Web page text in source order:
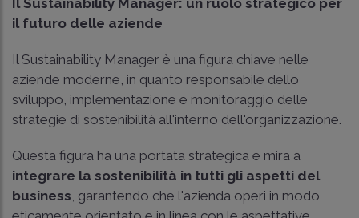
Il Sustainability Manager: un ruolo strategico per
il futuro delle aziende
Il Sustainability Manager è una figura chiave nelle
aziende moderne, in quanto responsabile dello
sviluppo, implementazione e monitoraggio delle
strategie di sostenibilità all'interno dell'organizzazione.
Questa figura ha una portata strategica e mira a
integrare la sostenibilità in tutti gli aspetti del
business, garantendo che l'azienda operi in modo